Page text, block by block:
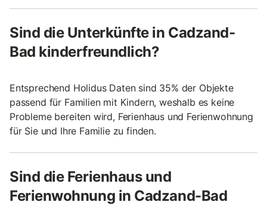
Sind die Unterkünfte in Cadzand-
Bad kinderfreundlich?
Entsprechend Holidus Daten sind 35% der Objekte
passend für Familien mit Kindern, weshalb es keine
Probleme bereiten wird, Ferienhaus und Ferienwohnung
für Sie und Ihre Familie zu finden.
Sind die Ferienhaus und
Ferienwohnung in Cadzand-Bad